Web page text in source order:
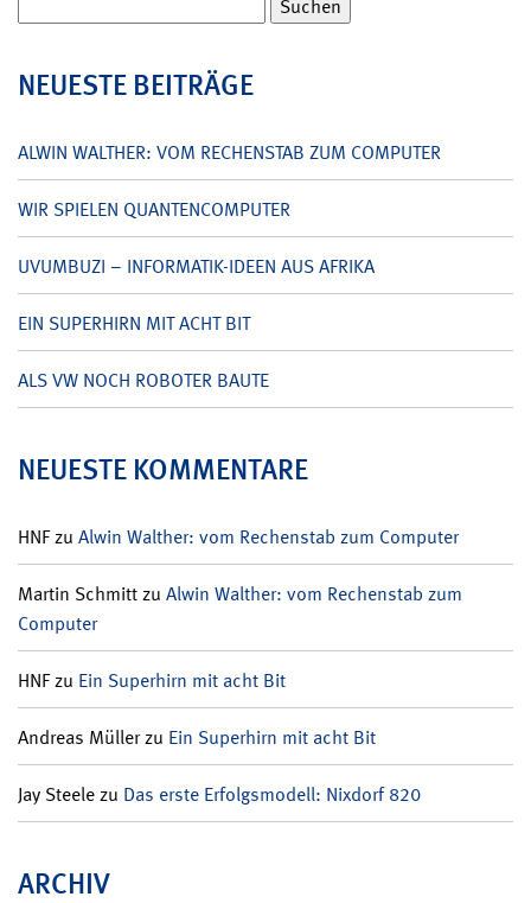
nach:
NEUESTE BEITRÄGE
ALWIN WALTHER: VOM RECHENSTAB ZUM COMPUTER
WIR SPIELEN QUANTENCOMPUTER
UVUMBUZI – INFORMATIK-IDEEN AUS AFRIKA
EIN SUPERHIRN MIT ACHT BIT
ALS VW NOCH ROBOTER BAUTE
NEUESTE KOMMENTARE
HNFzu Alwin Walther: vom Rechenstab zum Computer
Martin Schmittzu Alwin Walther: vom Rechenstab zum
Computer
HNFzu Ein Superhirn mit acht Bit
Andreas Müllerzu Ein Superhirn mit acht Bit
Jay Steelezu Das erste Erfolgsmodell: Nixdorf 820
ARCHIV